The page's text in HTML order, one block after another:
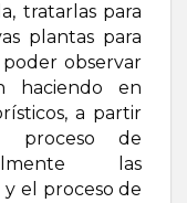
tratarlas para
plantas para
poder observar
haciendo en
a partir
de
las
el proceso de